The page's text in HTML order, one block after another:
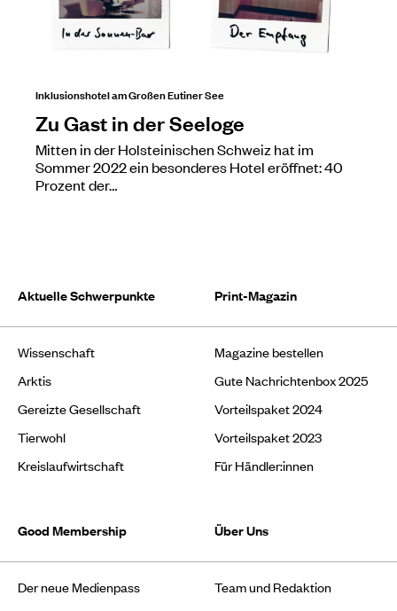
Inklusionshotel am Großen Eutiner See
Zu Gast in der Seeloge
Mitten in der Holsteinischen Schweiz hat im
Sommer 2022 ein besonderes Hotel eröffnet: 40
Prozent der…
Aktuelle Schwerpunkte
Wissenschaft
Arktis
Gereizte Gesellschaft
Tierwohl
Kreislaufwirtschaft
Print-Magazin
Magazine bestellen
Gute Nachrichtenbox 2025
Vorteilspaket 2024
Vorteilspaket 2023
Für Händler:innen
Good Membership
Der neue Medienpass
Über Uns
Team und Redaktion